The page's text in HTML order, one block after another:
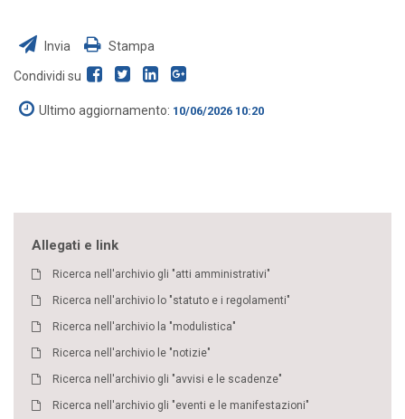
Invia Stampa
Condividi su
Ultimo aggiornamento: 10/06/2026 10:20
Allegati e link
Ricerca nell'archivio gli "atti amministrativi"
Ricerca nell'archivio lo "statuto e i regolamenti"
Ricerca nell'archivio la "modulistica"
Ricerca nell'archivio le "notizie"
Ricerca nell'archivio gli "avvisi e le scadenze"
Ricerca nell'archivio gli "eventi e le manifestazioni"